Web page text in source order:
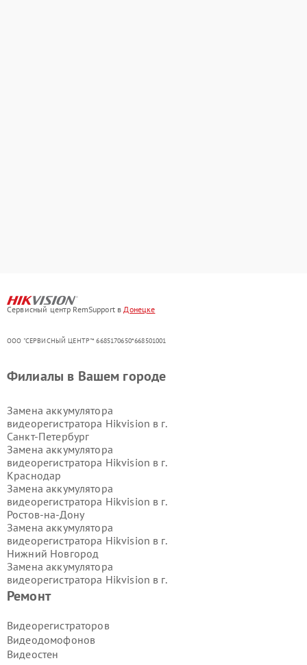
Сервисный центр RemSupport вДонецке
ООО "СЕРВИСНЫЙ ЦЕНТР"* 6685170650*668501001
Ремонт
Видеорегистраторов
Видеодомофонов
Видеостен
Филиалы в Вашем городе
Замена аккумулятора
видеорегистратора Hikvision в г.
Санкт-Петербург
Замена аккумулятора
видеорегистратора Hikvision в г.
Краснодар
Замена аккумулятора
видеорегистратора Hikvision в г.
Ростов-на-Дону
Замена аккумулятора
видеорегистратора Hikvision в г.
Нижний Новгород
Замена аккумулятора
видеорегистратора Hikvision в г.
Новосибирск
видеорегистратора Hikvision в г.
Екатеринбург
Замена аккумулятора
видеорегистратора Hikvision в г.